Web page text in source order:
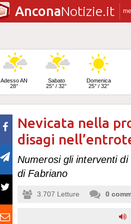
AnconaNotizie.it
Adesso AN
28°
Sabato
25° / 32°
Domenica
25° / 32°
Lunedì
24° / 33°
Nevicata nella
disagi
Numerosi gli interventi
di Fabriano
3.707 Letture 0